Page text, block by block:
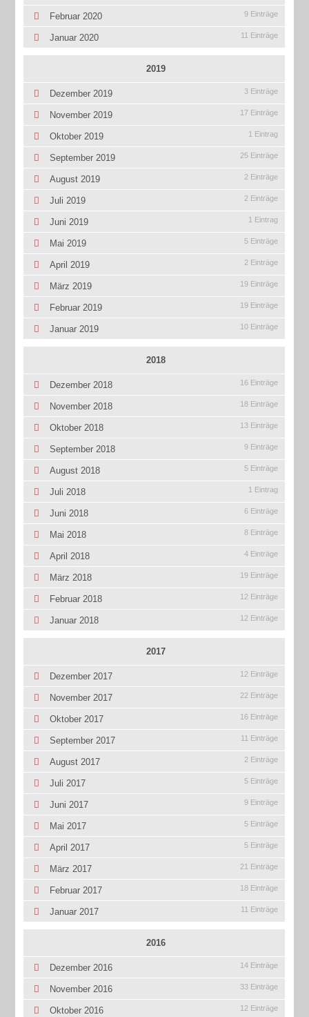
Februar 2020 9 Einträge
Januar 2020 11 Einträge
2019
Dezember 2019 3 Einträge
November 2019 17 Einträge
Oktober 2019 1 Eintrag
September 2019 25 Einträge
August 2019 2 Einträge
Juli 2019 2 Einträge
Juni 2019 1 Eintrag
Mai 2019 5 Einträge
April 2019 2 Einträge
März 2019 19 Einträge
Februar 2019 19 Einträge
Januar 2019 10 Einträge
2018
Dezember 2018 16 Einträge
November 2018 18 Einträge
Oktober 2018 13 Einträge
September 2018 9 Einträge
August 2018 5 Einträge
Juli 2018 1 Eintrag
Juni 2018 6 Einträge
Mai 2018 8 Einträge
April 2018 4 Einträge
März 2018 19 Einträge
Februar 2018 12 Einträge
Januar 2018 12 Einträge
2017
Dezember 2017 12 Einträge
November 2017 22 Einträge
Oktober 2017 16 Einträge
September 2017 11 Einträge
August 2017 2 Einträge
Juli 2017 5 Einträge
Juni 2017 9 Einträge
Mai 2017 5 Einträge
April 2017 5 Einträge
März 2017 21 Einträge
Februar 2017 18 Einträge
Januar 2017 11 Einträge
2016
Dezember 2016 14 Einträge
November 2016 33 Einträge
Oktober 2016 12 Einträge